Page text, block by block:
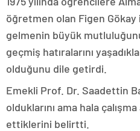
öğretmen olan Figen
gelmenin büyük
geçmiş hatıralarını
olduğunu dile getirdi.
Emekli Prof. Dr. Saadettin
olduklarını ama hala
ettiklerini belirtti.